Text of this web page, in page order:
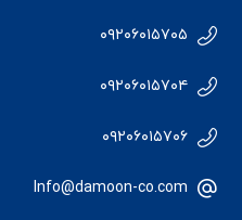
۰۹۲۰۶۰۱۵۷۰۵
۰۹۲۰۶۰۱۵۷۰۴
۰۹۲۰۶۰۱۵۷۰۶
Info@damoon-co.com